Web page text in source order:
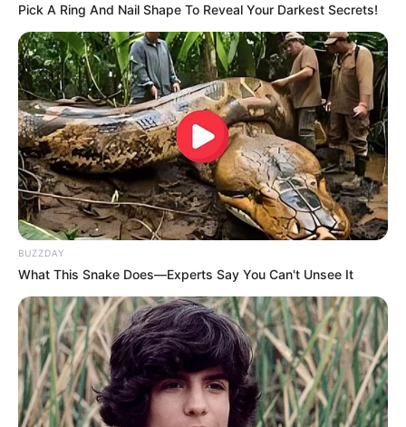
Pick A Ring And Nail Shape To Reveal Your Darkest Secrets!
BUZZDAY
What This Snake Does—Experts Say You Can't Unsee It